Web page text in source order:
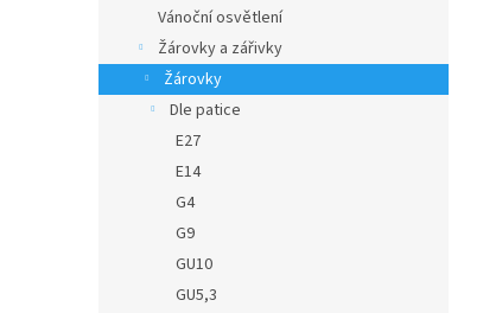
Vánoční osvětlení
Žárovky a zářivky
Žárovky
Dle patice
E27
E14
G4
G9
GU10
GU5,3